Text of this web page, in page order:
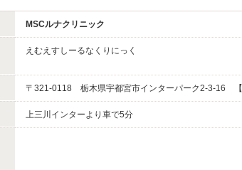
MSCルナクリニック
えむえすしーるなくりにっく
〒321-0118 栃木県宇都宮市インターパーク2-3-16 【
上三川インターより車で5分